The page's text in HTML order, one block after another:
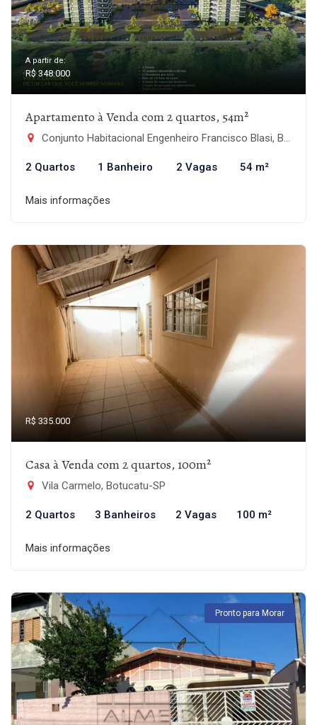
A partir de:
R$ 348.000
Apartamento à Venda com 2 quartos, 54m²
Conjunto Habitacional Engenheiro Francisco Blasi, Botucatu-SP
2 Quartos 1 Banheiro 2 Vagas 54 m²
Mais informações
R$ 335.000
Casa à Venda com 2 quartos, 100m²
Vila Carmelo, Botucatu-SP
2 Quartos 3 Banheiros 2 Vagas 100 m²
Mais informações
Pronto para Morar